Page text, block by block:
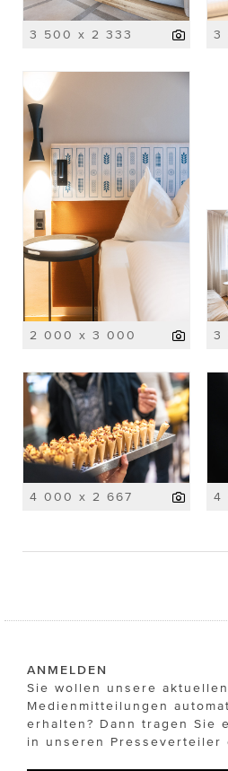
3 500 x 2 333 3
2 000 x 3 000 3
4 000 x 2 667 4
ANMELDEN
Sie wollen unsere aktuellen
Medienmitteilungen
erhalten? Dann tragen Sie
in unseren Presseverteiler